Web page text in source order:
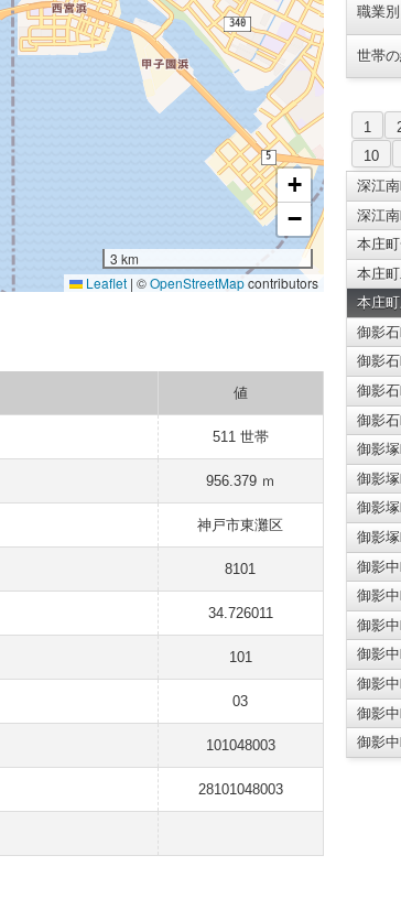
+
−
3 km
Leaflet | ©OpenStreetMapcontributors
値
511 世帯
956.379 ｍ
神戸市東灘区
8101
34.726011
101
03
101048003
28101048003
職業
世帯
1
10
深江
深江
本庄
本庄
本庄
御影
御影
御影
御影
御影
御影
御影
御影
御影
御影
御影
御影
御影
御影
御影